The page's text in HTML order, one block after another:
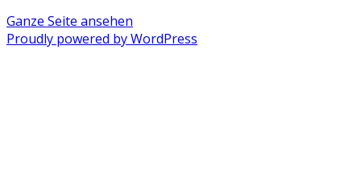
Ganze Seite ansehen
Proudly powered by WordPress